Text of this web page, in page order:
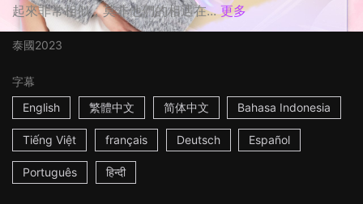
起來非常相似，莫非他們的相遇在... 更多
泰國2023
字幕
English
繁體中文 简体中文 Bahasa Indonesia
Tiếng Việt français Deutsch Español
Português हिन्दी